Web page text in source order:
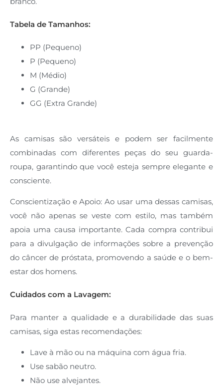
Tabela de Tamanhos:
PP (Pequeno)
P (Pequeno)
M (Médio)
G (Grande)
GG (Extra Grande)
As camisas são versáteis e podem ser facilmente
combinadas com diferentes peças do seu guarda-
roupa, garantindo que você esteja sempre elegante e
consciente.
Conscientização e Apoio: Ao usar uma dessas camisas,
você não apenas se veste com estilo, mas também
apoia uma causa importante. Cada compra contribui
para a divulgação de informações sobre a prevenção
do câncer de próstata, promovendo a saúde e o bem-
estar dos homens.
Cuidados com a Lavagem:
Para manter a qualidade e a durabilidade das suas
camisas, siga estas recomendações:
Lave à mão ou na máquina com água fria.
Use sabão neutro.
Não use alvejantes.